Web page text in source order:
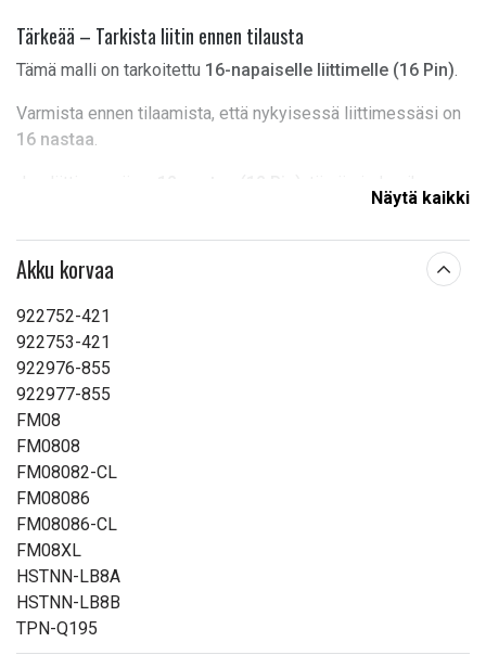
Tärkeää – Tarkista liitin ennen tilausta
Tämä malli on tarkoitettu 16-napaiselle liittimelle (16 Pin).
Varmista ennen tilaamista, että nykyisessä liittimessäsi on
16 nastaa.
Jännite:
akun tyyppi:
Mitat:
Kapasiteetti:
Näytä kaikki
Akku korvaa
922752-421
922753-421
922976-855
922977-855
FM08
FM0808
FM08082-CL
FM08086
FM08086-CL
FM08XL
HSTNN-LB8A
HSTNN-LB8B
TPN-Q195